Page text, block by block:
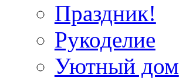
Праздник!
Рукоделие
Уютный дом